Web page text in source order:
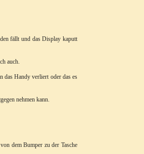
fällt und das Display kaputt
auch.
das Handy verliert oder das es
nehmen kann.
dem Bumper zu der Tasche